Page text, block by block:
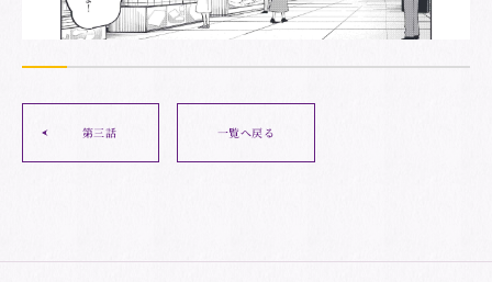
第三話 一覧へ戻る